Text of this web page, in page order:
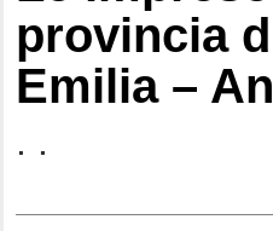
provincia
Emilia –
. .